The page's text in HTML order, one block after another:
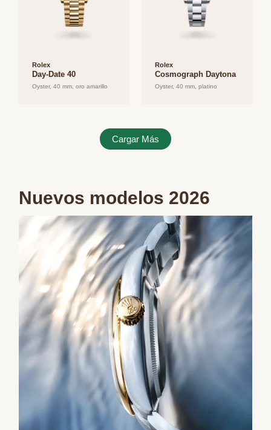
Rolex
Day-Date 40
Oyster, 40 mm, oro amarillo
Rolex
Cosmograph Daytona
Oyster, 40 mm, platino
Cargar Más
Nuevos modelos 2026